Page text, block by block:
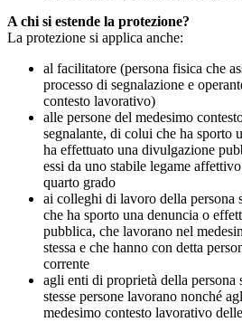
A chi si estende la protezione?
La protezione si applica anche:
al facilitatore (persona fisica che
processo di segnalazione e
contesto lavorativo)
alle persone del medesimo
segnalante, di colui che ha sporto
ha effettuato una divulgazione
essi da uno stabile legame
quarto grado
ai colleghi di lavoro della persona
che ha sporto una denuncia o
pubblica, che lavorano nel
stessa e che hanno con detta
corrente
agli enti di proprietà della persona
stesse persone lavorano nonché
medesimo contesto lavorativo